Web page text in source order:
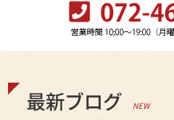
最新ブログ NEW